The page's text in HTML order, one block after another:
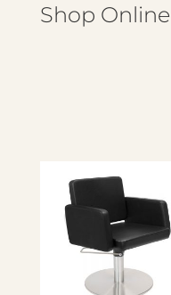
Shop Online